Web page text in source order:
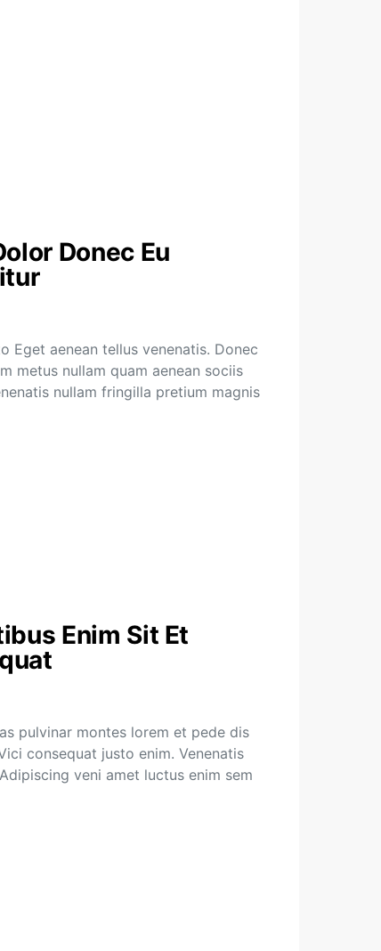
Donec Eu
Eget aenean tellus venenatis. Donec
metus nullam quam aenean sociis
nullam fringilla pretium magnis
Enim Sit Et
pulvinar montes lorem et pede dis
consequat justo enim. Venenatis
veni amet luctus enim sem